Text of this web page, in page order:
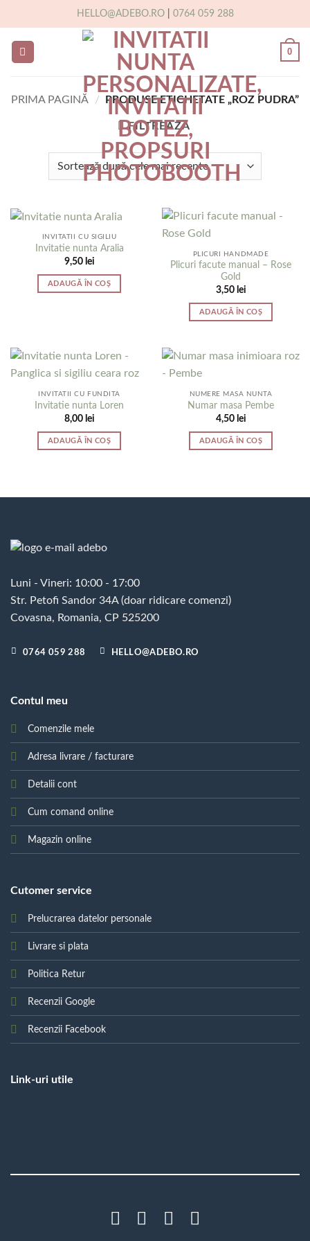
content
HELLO@ADEBO.RO| 0764 059 288
0
PRIMA PAGINĂ / PRODUSE ETICHETATE „ROZ PUDRA”
FILTREAZĂ
INVITATII CU SIGILIU
Invitatie nunta Aralia
9,50 lei
ADAUGĂ ÎN COȘ
PLICURI HANDMADE
Plicuri facute manual – Rose
Gold
3,50 lei
ADAUGĂ ÎN COȘ
INVITATII CU FUNDITA
Invitatie nunta Loren
8,00 lei
ADAUGĂ ÎN COȘ
NUMERE MASA NUNTA
Numar masa Pembe
4,50 lei
ADAUGĂ ÎN COȘ
Luni - Vineri: 10:00 - 17:00
Str. Petofi Sandor 34A (doar ridicare comenzi)
Covasna, Romania, CP 525200
0764 059 288 HELLO@ADEBO.RO
Contul meu
Comenzile mele
Adresa livrare / facturare
Detalii cont
Cum comand online
Magazin online
Cutomer service
Prelucrarea datelor personale
Livrare si plata
Politica Retur
Recenzii Google
Recenzii Facebook
Link-uri utile